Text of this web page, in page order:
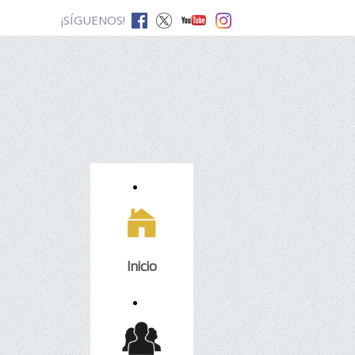
¡SÍGUENOS!
Inicio